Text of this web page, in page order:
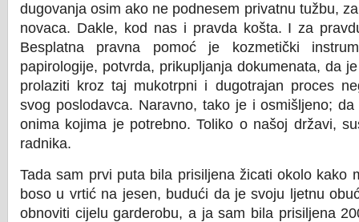
dugovanja osim ako ne podnesem privatnu tužbu,
novaca. Dakle, kod nas i pravda košta. I za
Besplatna pravna pomoć je kozmetički
papirologije, potvrda, prikupljanja dokumenata, da
prolaziti kroz taj mukotrpni i dugotrajan proces
svog poslodavca. Naravno, tako je i osmišljeno;
onima kojima je potrebno. Toliko o našoj državi,
radnika.
Tada sam prvi puta bila prisiljena žicati okolo kako
boso u vrtić na jesen, budući da je svoju ljetnu
obnoviti cijelu garderobu, a ja sam bila prisiljena